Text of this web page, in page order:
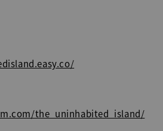
the_uninhabited_island/